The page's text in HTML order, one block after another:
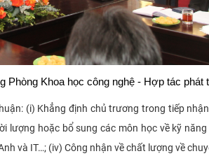
Phòng Khoa học công nghệ - Hợp tác phát
(i) Khẳng định chủ trương trong tiếp
hoặc bổ sung các môn học về kỹ
và IT…; (iv) Công nhận về chất lượng về